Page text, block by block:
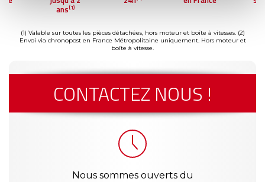
ans(1)
(1) Valable sur toutes les pièces détachées, hors moteur et boîte à vitesses. (2)
Envoi via chronopost en France Métropolitaine uniquement. Hors moteur et
boîte à vitesse.
CONTACTEZ NOUS !
Nous sommes ouverts du